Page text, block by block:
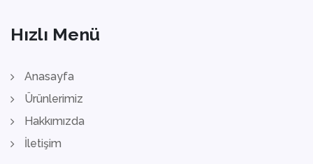
Hızlı Menü
Anasayfa
Ürünlerimiz
Hakkımızda
İletişim